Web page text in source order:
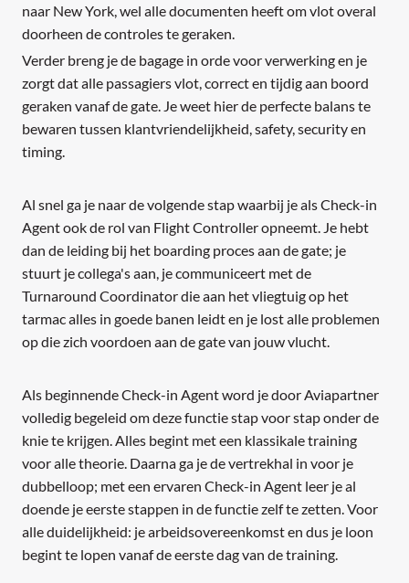
naar New York, wel alle documenten heeft om vlot overal
doorheen de controles te geraken.
Verder breng je de bagage in orde voor verwerking en je
zorgt dat alle passagiers vlot, correct en tijdig aan boord
geraken vanaf de gate. Je weet hier de perfecte balans te
bewaren tussen klantvriendelijkheid, safety, security en
timing.
Al snel ga je naar de volgende stap waarbij je als Check-in
Agent ook de rol van Flight Controller opneemt. Je hebt
dan de leiding bij het boarding proces aan de gate; je
stuurt je collega's aan, je communiceert met de
Turnaround Coordinator die aan het vliegtuig op het
tarmac alles in goede banen leidt en je lost alle problemen
op die zich voordoen aan de gate van jouw vlucht.
Als beginnende Check-in Agent word je door Aviapartner
volledig begeleid om deze functie stap voor stap onder de
knie te krijgen. Alles begint met een klassikale training
voor alle theorie. Daarna ga je de vertrekhal in voor je
dubbelloop; met een ervaren Check-in Agent leer je al
doende je eerste stappen in de functie zelf te zetten. Voor
alle duidelijkheid: je arbeidsovereenkomst en dus je loon
begint te lopen vanaf de eerste dag van de training.